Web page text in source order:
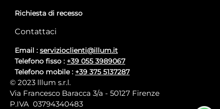
Richiesta di recesso
Contattaci
Email : servizioclienti@illum.it
Telefono fisso : +39 055 3989067
Telefono mobile : +39 375 5137287
© 2023 lllum s.r.l.
Via Francesco Baracca 3/a - 50127 Firenze
P.IVA 03794340483